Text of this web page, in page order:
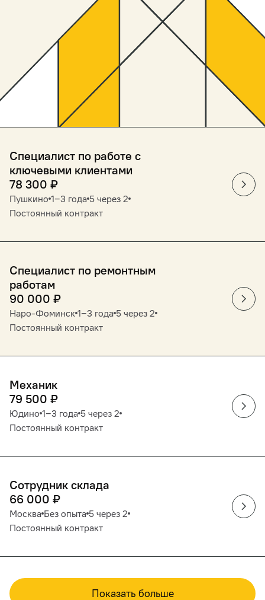
Специалист по работе с
ключевыми клиентами
78 300 ₽
Пушкино 1‒3 года 5 через 2
Постоянный контракт
Специалист по ремонтным
работам
90 000 ₽
Наро-Фоминск 1‒3 года 5 через 2
Постоянный контракт
Механик
79 500 ₽
Юдино 1‒3 года 5 через 2
Постоянный контракт
Сотрудник склада
66 000 ₽
Москва Без опыта 5 через 2
Постоянный контракт
Показать больше